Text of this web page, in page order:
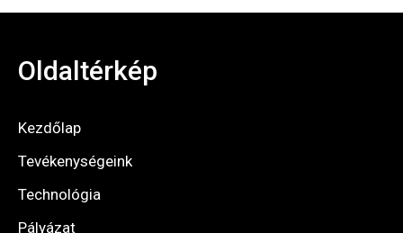
Oldaltérkép
Kezdőlap
Tevékenységeink
Technológia
Pályázat